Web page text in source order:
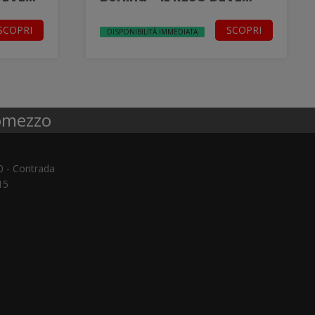
DISPONIBILITÀ IMMEDIATA SCOPRI
- Contrada